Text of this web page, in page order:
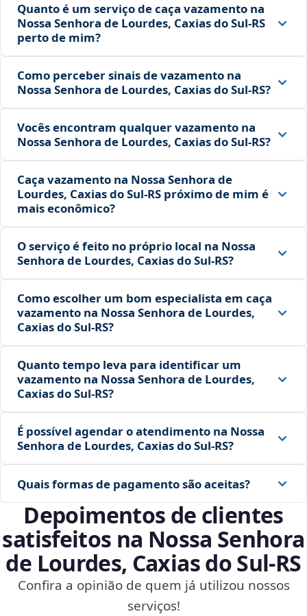
Quanto é um serviço de caça vazamento na
Nossa Senhora de Lourdes, Caxias do Sul‑RS
perto de mim?
Como perceber sinais de vazamento na
Nossa Senhora de Lourdes, Caxias do Sul‑RS?
Vocês encontram qualquer vazamento na
Nossa Senhora de Lourdes, Caxias do Sul‑RS?
Caça vazamento na Nossa Senhora de
Lourdes, Caxias do Sul‑RS próximo de mim é
mais econômico?
O serviço é feito no próprio local na Nossa
Senhora de Lourdes, Caxias do Sul‑RS?
Como escolher um bom especialista em caça
vazamento na Nossa Senhora de Lourdes,
Caxias do Sul‑RS?
Quanto tempo leva para identificar um
vazamento na Nossa Senhora de Lourdes,
Caxias do Sul‑RS?
É possível agendar o atendimento na Nossa
Senhora de Lourdes, Caxias do Sul‑RS?
Quais formas de pagamento são aceitas?
Depoimentos de clientes
satisfeitos na Nossa Senhora
de Lourdes, Caxias do Sul‑RS
Confira a opinião de quem já utilizou nossos
serviços!